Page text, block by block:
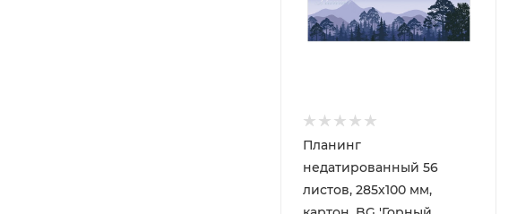
Планинг
недатированный 56
листов, 285х100 мм,